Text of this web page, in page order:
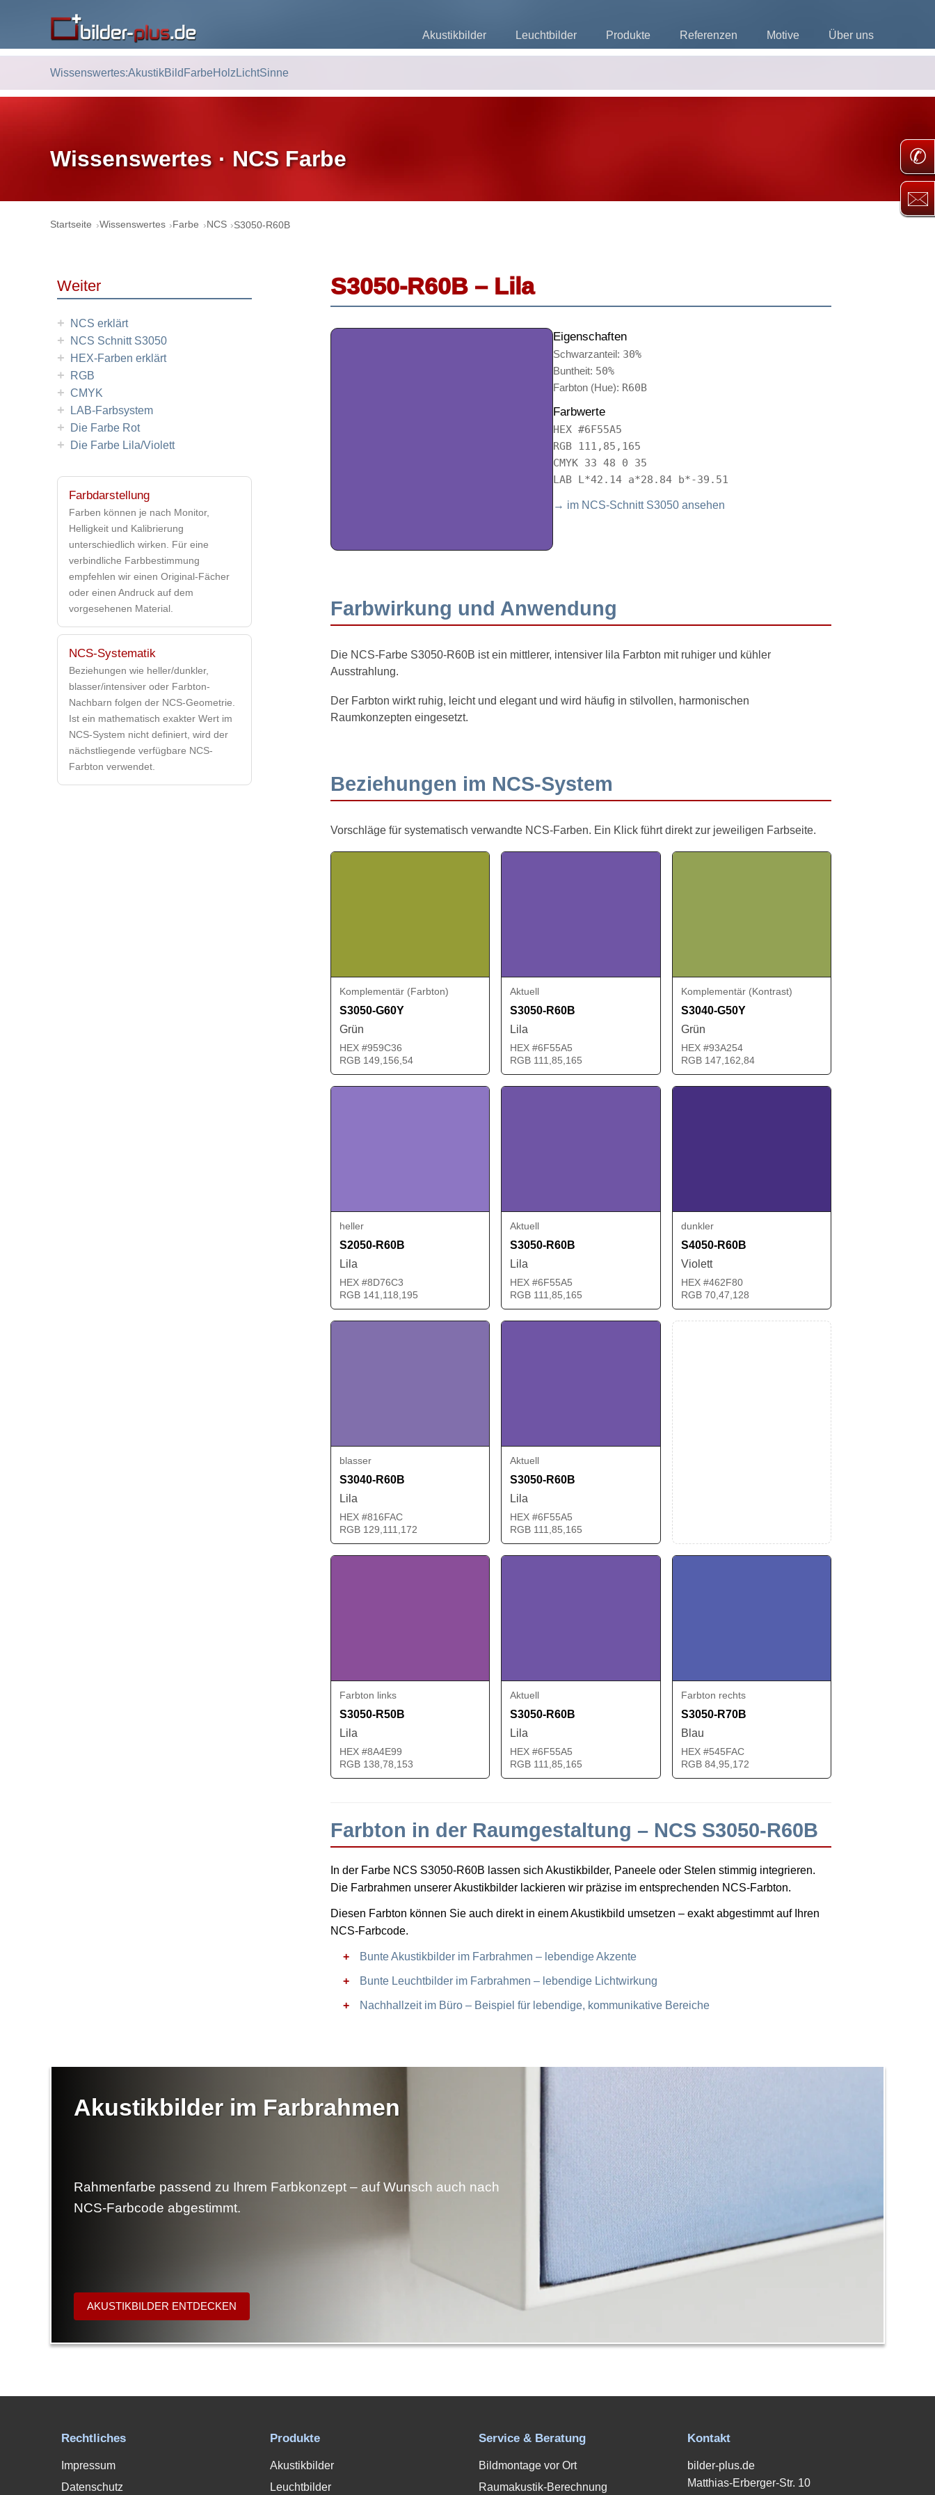
Akustikbilder Leuchtbilder Produkte Referenzen Motive Über uns
Wissenswertes:AkustikBild FarbeHolz LichtSinne
✆
🖂
Wissenswertes · NCS Farbe
Startseite Wissenswertes Farbe NCS S3050-R60B
S3050-R60B – Lila
Eigenschaften
Schwarzanteil: 30%
Buntheit: 50%
Farbton (Hue): R60B
Farbwerte
HEX #6F55A5
RGB 111,85,165
CMYK 33 48 0 35
LAB L*42.14 a*28.84 b*-39.51
→ im NCS-Schnitt S3050 ansehen
Farbwirkung und Anwendung
Die NCS-Farbe S3050-R60B ist ein mittlerer, intensiver lila Farbton mit ruhiger und kühler
Ausstrahlung.
Der Farbton wirkt ruhig, leicht und elegant und wird häufig in stilvollen, harmonischen
Raumkonzepten eingesetzt.
Beziehungen im NCS-System
Vorschläge für systematisch verwandte NCS-Farben. Ein Klick führt direkt zur jeweiligen Farbseite.
Komplementär (Farbton)
S3050-G60Y
Grün
HEX #959C36
RGB 149,156,54
Aktuell
S3050-R60B
Lila
HEX #6F55A5
RGB 111,85,165
Komplementär (Kontrast)
S3040-G50Y
Grün
HEX #93A254
RGB 147,162,84
heller
S2050-R60B
Lila
HEX #8D76C3
RGB 141,118,195
Aktuell
S3050-R60B
Lila
HEX #6F55A5
RGB 111,85,165
dunkler
S4050-R60B
Violett
HEX #462F80
RGB 70,47,128
blasser
S3040-R60B
Lila
HEX #816FAC
RGB 129,111,172
Aktuell
S3050-R60B
Lila
HEX #6F55A5
RGB 111,85,165
Farbton links
S3050-R50B
Lila
HEX #8A4E99
RGB 138,78,153
Aktuell
S3050-R60B
Lila
HEX #6F55A5
RGB 111,85,165
Farbton rechts
S3050-R70B
Blau
HEX #545FAC
RGB 84,95,172
Farbton in der Raumgestaltung – NCS S3050-R60B
In der Farbe NCS S3050-R60B lassen sich Akustikbilder, Paneele oder Stelen stimmig integrieren.
Die Farbrahmen unserer Akustikbilder lackieren wir präzise im entsprechenden NCS-Farbton.
Diesen Farbton können Sie auch direkt in einem Akustikbild umsetzen – exakt abgestimmt auf Ihren
NCS-Farbcode.
Bunte Akustikbilder im Farbrahmen – lebendige Akzente
Bunte Leuchtbilder im Farbrahmen – lebendige Lichtwirkung
Nachhallzeit im Büro – Beispiel für lebendige, kommunikative Bereiche
Weiter
+ NCS erklärt
+ NCS Schnitt S3050
+ HEX-Farben erklärt
+ RGB
+ CMYK
+ LAB-Farbsystem
+ Die Farbe Rot
+ Die Farbe Lila/Violett
Farbdarstellung
Farben können je nach Monitor,
Helligkeit und Kalibrierung
unterschiedlich wirken. Für eine
verbindliche Farbbestimmung
empfehlen wir einen Original-Fächer
oder einen Andruck auf dem
vorgesehenen Material.
NCS-Systematik
Beziehungen wie heller/dunkler,
blasser/intensiver oder Farbton-
Nachbarn folgen der NCS-Geometrie.
Ist ein mathematisch exakter Wert im
NCS-System nicht definiert, wird der
nächstliegende verfügbare NCS-
Farbton verwendet.
Akustikbilder im Farbrahmen
Rahmenfarbe passend zu Ihrem Farbkonzept – auf Wunsch auch nach
NCS-Farbcode abgestimmt.
AKUSTIKBILDER ENTDECKEN
Rechtliches
Impressum
Datenschutz
Produkte
Akustikbilder
Leuchtbilder
Service & Beratung
Bildmontage vor Ort
Raumakustik-Berechnung
Kontakt
bilder-plus.de
Matthias-Erberger-Str. 10